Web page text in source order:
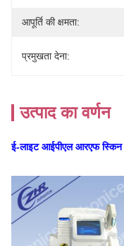
आपूर्ति की क्षमता:
प्रमुखता देना:
उत्पाद का वर्णन
ई-लाइट आईपीएल आरएफ स्किन